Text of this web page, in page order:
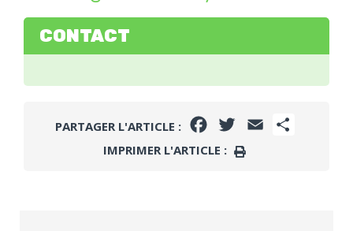
CONTACT
PARTAGER L'ARTICLE : FACEBOOKTWITTER
EMAIL
IMPRIMER L'ARTICLE : IMPRIMER